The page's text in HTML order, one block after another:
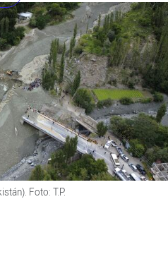
Foto: T.P.